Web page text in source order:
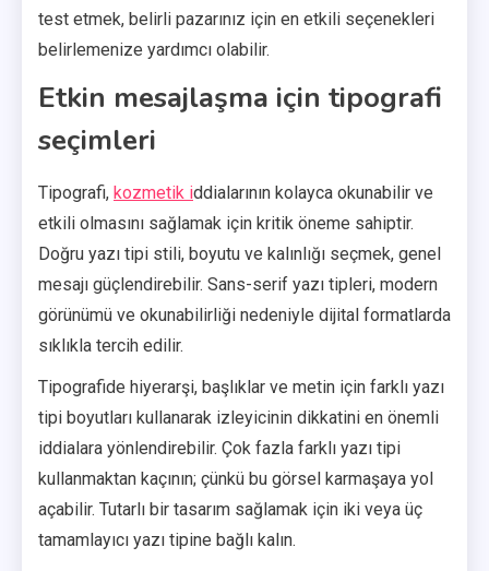
test etmek, belirli pazarınız için en etkili seçenekleri
belirlemenize yardımcı olabilir.
Etkin mesajlaşma için tipografi
seçimleri
Tipografi, kozmetik iddialarının kolayca okunabilir ve
etkili olmasını sağlamak için kritik öneme sahiptir.
Doğru yazı tipi stili, boyutu ve kalınlığı seçmek, genel
mesajı güçlendirebilir. Sans-serif yazı tipleri, modern
görünümü ve okunabilirliği nedeniyle dijital formatlarda
sıklıkla tercih edilir.
Tipografide hiyerarşi, başlıklar ve metin için farklı yazı
tipi boyutları kullanarak izleyicinin dikkatini en önemli
iddialara yönlendirebilir. Çok fazla farklı yazı tipi
kullanmaktan kaçının; çünkü bu görsel karmaşaya yol
açabilir. Tutarlı bir tasarım sağlamak için iki veya üç
tamamlayıcı yazı tipine bağlı kalın.